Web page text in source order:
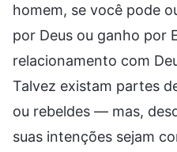
homem, se você pode
por Deus ou ganho por
relacionamento com
Talvez existam partes
ou rebeldes — mas,
suas intenções sejam